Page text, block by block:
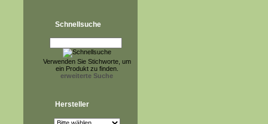
Schnellsuche
Verwenden Sie Stichworte, um
ein Produkt zu finden.
erweiterte Suche
Hersteller